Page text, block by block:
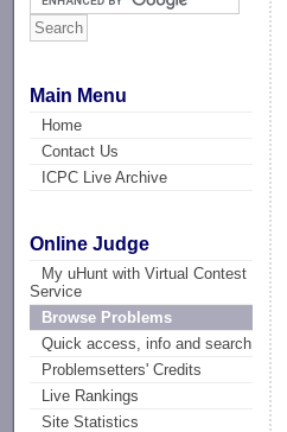
Main Menu
Home
Contact Us
ICPC Live Archive
Online Judge
My uHunt with Virtual Contest
Service
Browse Problems
Quick access, info and search
Problemsetters' Credits
Live Rankings
Site Statistics